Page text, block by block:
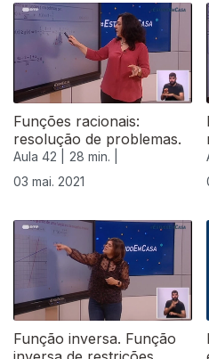
Funções racionais:
resolução de problemas.
Aula 42 |
28 min. |
03 mai. 2021
Função inversa. Função
544062